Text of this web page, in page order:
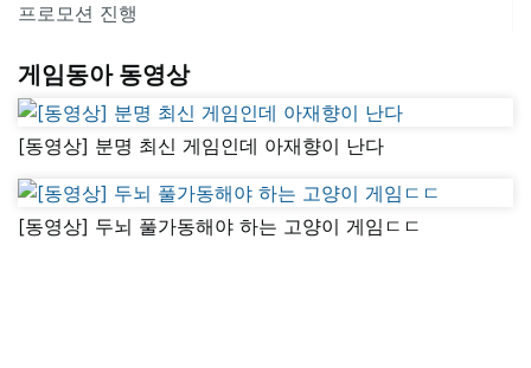
프로모션 진행
게임동아 동영상
[동영상] 분명 최신 게임인데 아재향이 난다
[동영상] 두뇌 풀가동해야 하는 고양이 게임ㄷㄷ